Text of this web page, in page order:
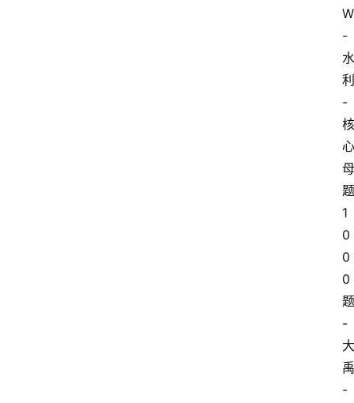
W
-
水
利
-
核
心
母
题
1
0
0
0
题
-
大
禹
-